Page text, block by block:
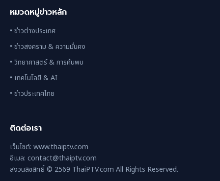
หมวดหมู่ข่าวหลัก
• ข่าวต่างประเทศ
• ข่าวสงคราม & ความมั่นคง
• วิทยาศาสตร์ & การค้นพบ
• เทคโนโลยี & AI
• ข่าวประเทศไทย
ติดต่อเรา
เว็บไซต์: www.thaiptv.com
อีเมล: contact@thaiptv.com
สงวนลิขสิทธิ์ © 2569 ThaiPTV.com All Rights Reserved.